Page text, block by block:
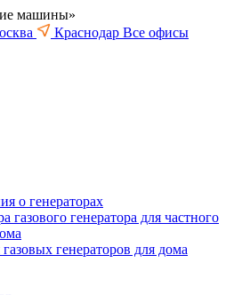
машины»
Краснодар Все офисы
о генераторах
газового генератора для частного
генераторов для дома